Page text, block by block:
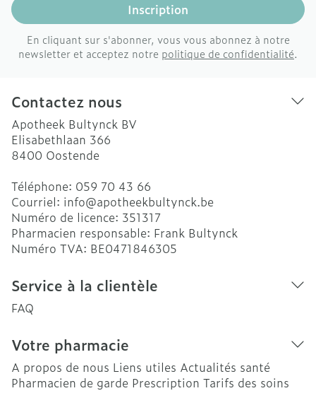
Inscription
En cliquant sur s'abonner, vous vous abonnez à notre
newsletter et acceptez notre politique de confidentialité.
Contactez nous
Apotheek Bultynck BV
Elisabethlaan 366
8400 Oostende
Téléphone: 059 70 43 66
Courriel: info@apotheekbultynck.be
Numéro de licence: 351317
Pharmacien responsable: Frank Bultynck
Numéro TVA: BE0471846305
Service à la clientèle
FAQ
Votre pharmacie
A propos de nous Liens utiles Actualités santé
Pharmacien de garde Prescription Tarifs des soins